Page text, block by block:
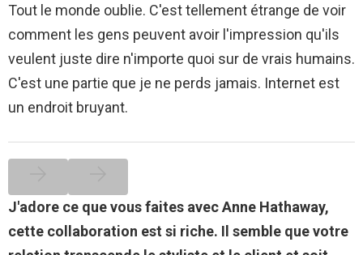
Tout le monde oublie. C'est tellement étrange de voir
comment les gens peuvent avoir l'impression qu'ils
veulent juste dire n'importe quoi sur de vrais humains.
C'est une partie que je ne perds jamais. Internet est
un endroit bruyant.
J'adore ce que vous faites avec Anne Hathaway,
cette collaboration est si riche. Il semble que votre